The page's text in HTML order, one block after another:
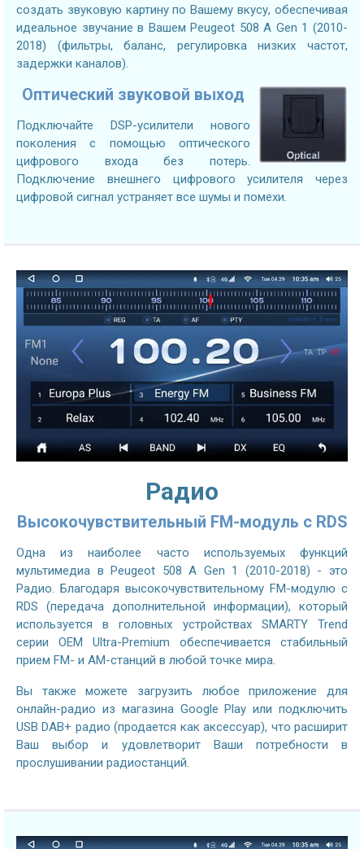
создать звуковую картину по Вашему вкусу, обеспечивая
идеальное звучание в Вашем Peugeot 508 A Gen 1 (2010-
2018) (фильтры, баланс, регулировка низких частот,
задержки каналов).
Оптический звуковой выход
Подключайте DSP-усилители нового
поколения с помощью оптического
цифрового входа без потерь.
Подключение внешнего цифрового усилителя через
цифровой сигнал устраняет все шумы и помехи.
Радио
Высокочувствительный FM-модуль с RDS
Одна из наиболее часто используемых функций
мультимедиа в Peugeot 508 A Gen 1 (2010-2018) - это
Радио. Благодаря высокочувствительному FM-модулю с
RDS (передача дополнительной информации), который
используется в головных устройствах SMARTY Trend
серии OEM Ultra-Premium обеспечивается стабильный
прием FM- и AM-станций в любой точке мира.
Вы также можете загрузить любое приложение для
онлайн-радио из магазина Google Play или подключить
USB DAB+ радио (продается как аксессуар), что расширит
Ваш выбор и удовлетворит Ваши потребности в
прослушивании радиостанций.